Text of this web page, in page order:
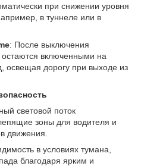
при снижении уровня
в туннеле или в
: После выключения
включенными на
освещая дорогу при выходе из
световой поток
зоны для водителя и
движения.
в условиях тумана,
благодаря ярким и